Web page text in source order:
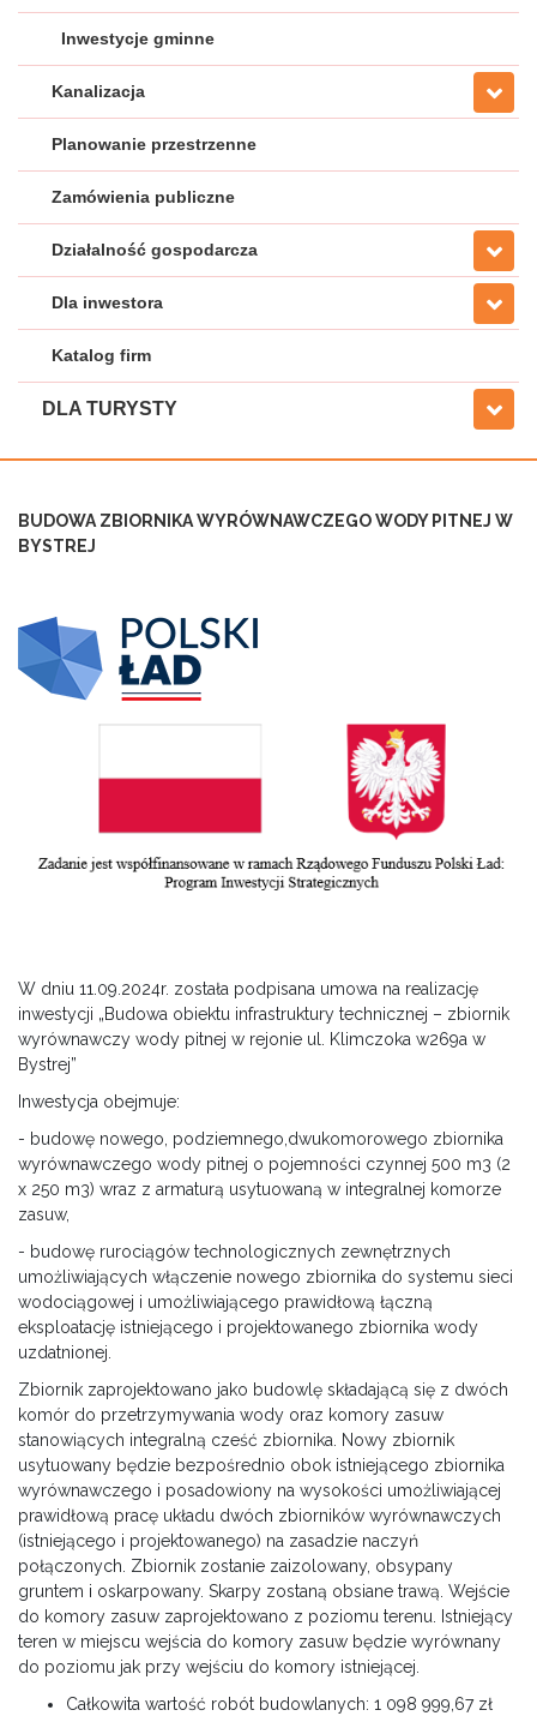
Inwestycje gminne
Kanalizacja
Planowanie przestrzenne
Zamówienia publiczne
Działalność gospodarcza
Dla inwestora
Katalog firm
DLA TURYSTY
BUDOWA ZBIORNIKA WYRÓWNAWCZEGO WODY PITNEJ W
BYSTREJ
W dniu 11.09.2024r. została podpisana umowa na realizację
inwestycji „Budowa obiektu infrastruktury technicznej – zbiornik
wyrównawczy wody pitnej w rejonie ul. Klimczoka w269a w
Bystrej”
Inwestycja obejmuje:
- budowę nowego, podziemnego,dwukomorowego zbiornika
wyrównawczego wody pitnej o pojemności czynnej 500 m3 (2
x 250 m3) wraz z armaturą usytuowaną w integralnej komorze
zasuw,
- budowę rurociągów technologicznych zewnętrznych
umożliwiających włączenie nowego zbiornika do systemu sieci
wodociągowej i umożliwiającego prawidłową łączną
eksploatację istniejącego i projektowanego zbiornika wody
uzdatnionej.
Zbiornik zaprojektowano jako budowlę składającą się z dwóch
komór do przetrzymywania wody oraz komory zasuw
stanowiących integralną cześć zbiornika. Nowy zbiornik
usytuowany będzie bezpośrednio obok istniejącego zbiornika
wyrównawczego i posadowiony na wysokości umożliwiającej
prawidłową pracę układu dwóch zbiorników wyrównawczych
(istniejącego i projektowanego) na zasadzie naczyń
połączonych. Zbiornik zostanie zaizolowany, obsypany
gruntem i oskarpowany. Skarpy zostaną obsiane trawą. Wejście
do komory zasuw zaprojektowano z poziomu terenu. Istniejący
teren w miejscu wejścia do komory zasuw będzie wyrównany
do poziomu jak przy wejściu do komory istniejącej.
Całkowita wartość robót budowlanych: 1 098 999,67 zł